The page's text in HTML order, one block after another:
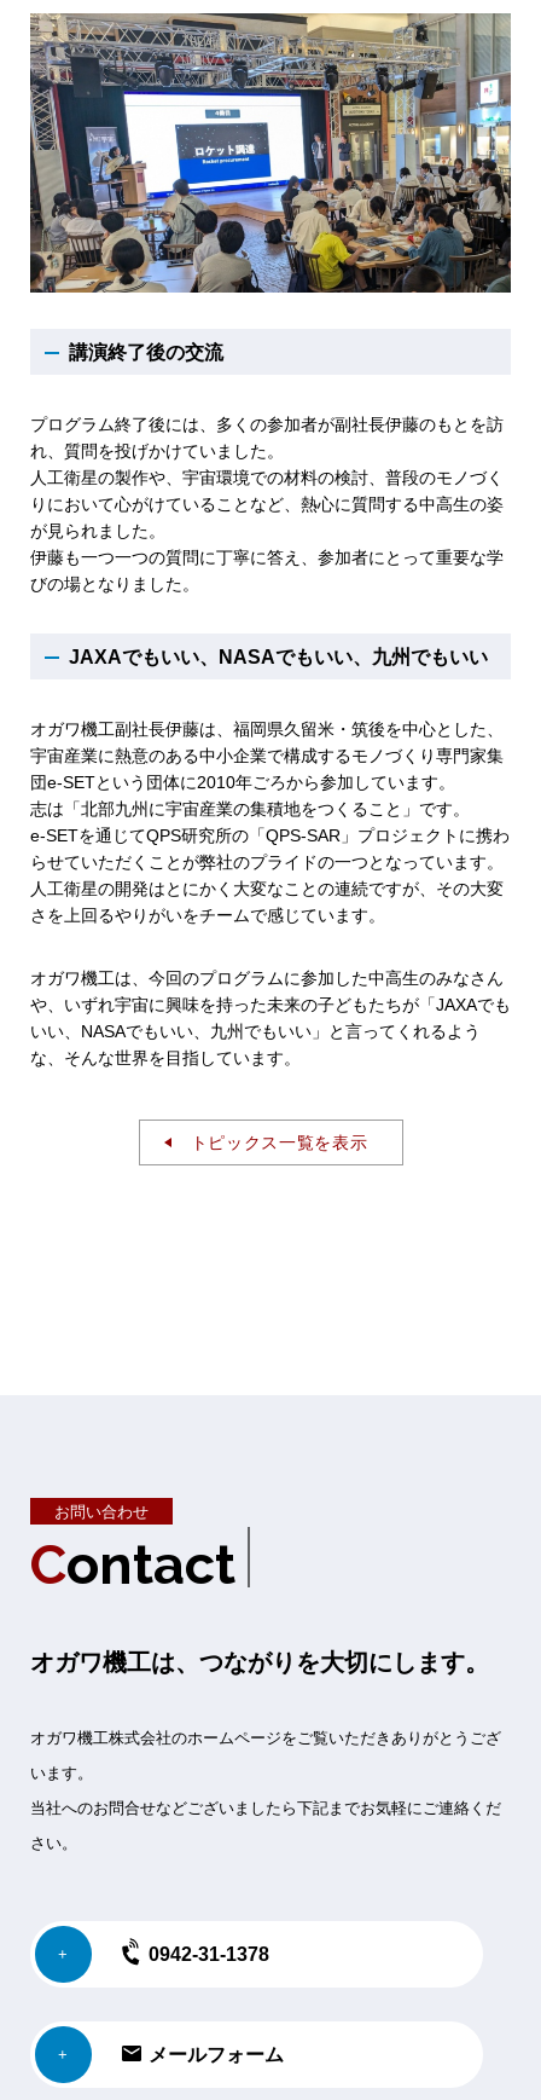
講演終了後の交流
プログラム終了後には、多くの参加者が副社長伊藤のもとを訪
れ、質問を投げかけていました。
人工衛星の製作や、宇宙環境での材料の検討、普段のモノづく
りにおいて心がけていることなど、熱心に質問する中高生の姿
が見られました。
伊藤も一つ一つの質問に丁寧に答え、参加者にとって重要な学
びの場となりました。
JAXAでもいい、NASAでもいい、九州でもいい
オガワ機工副社長伊藤は、福岡県久留米・筑後を中心とした、
宇宙産業に熱意のある中小企業で構成するモノづくり専門家集
団e-SETという団体に2010年ごろから参加しています。
志は「北部九州に宇宙産業の集積地をつくること」です。
e-SETを通じてQPS研究所の「QPS-SAR」プロジェクトに携わ
らせていただくことが弊社のプライドの一つとなっています。
人工衛星の開発はとにかく大変なことの連続ですが、その大変
さを上回るやりがいをチームで感じています。
オガワ機工は、今回のプログラムに参加した中高生のみなさん
や、いずれ宇宙に興味を持った未来の子どもたちが「JAXAでも
いい、NASAでもいい、九州でもいい」と言ってくれるよう
な、そんな世界を目指しています。
トピックス一覧を表示
お問い合わせ
Contact
オガワ機工は、つながりを大切にします。
オガワ機工株式会社のホームページをご覧いただきありがとうござ
います。
当社へのお問合せなどございましたら下記までお気軽にご連絡くだ
さい。
0942-31-1378
メールフォーム